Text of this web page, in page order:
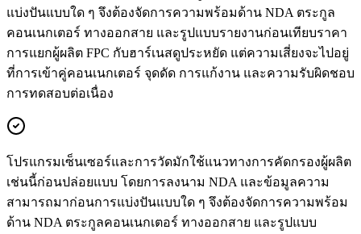
แบ่งปันแบบใด ๆ จึงต้องจัดการความพร้อมด้าน NDA ตระกูล
คอนเนกเตอร์ ทางออกสาย และรูปแบบรายงานก่อนเทียบราคา
การแยกผู้ผลิต FPC กับฮาร์เนสดูประหยัด แต่ความเสี่ยงจะไปอยู่
ที่การเข้าคู่คอนเนกเตอร์ จุดดัด การแก้งาน และความรับผิดชอบ
การทดสอบต่อเนื่อง
โปรแกรมเซ็นเซอร์และการวัดมักใช้แนวทางการคัดกรองผู้ผลิต
เช่นนี้ก่อนปล่อยแบบ โดยการลงนาม NDA และข้อมูลความ
สามารถมาก่อนการแบ่งปันแบบใด ๆ จึงต้องจัดการความพร้อม
ด้าน NDA ตระกูลคอนเนกเตอร์ ทางออกสาย และรูปแบบ